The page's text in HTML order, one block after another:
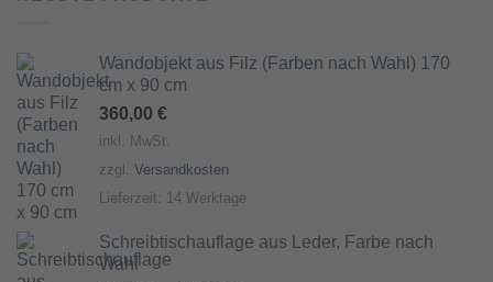
Liebe zum Detail, langjähriger
Erfahrung und viel
handwerklichem Geschick,
entsteht so in unserer Manufaktur
eine auf Ihre Bedürfnisse
zugeschnittene & qualitativ
Wandobjekt aus Filz (Farben nach Wahl) 170
cm x 90 cm
360,00 €
inkl. MwSt.
zzgl. Versandkosten
Lieferzeit: 14 Werktage
Schreibtischauflage aus Leder, Farbe nach
Wahl